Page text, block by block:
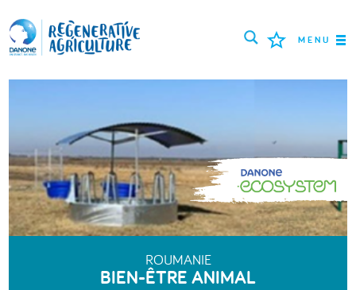
MENU
AGRICULTEURS
BONNES PRATIQUES
OUTILS
LOGIN
РУССКИЙ ROMÂNĂ PORTUGUÊS
ROUMANIE
BIEN-ÊTRE ANIMAL